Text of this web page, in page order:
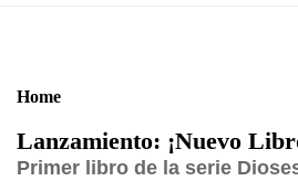
Home
Lanzamiento: ¡Nuevo
Primer libro de la serie